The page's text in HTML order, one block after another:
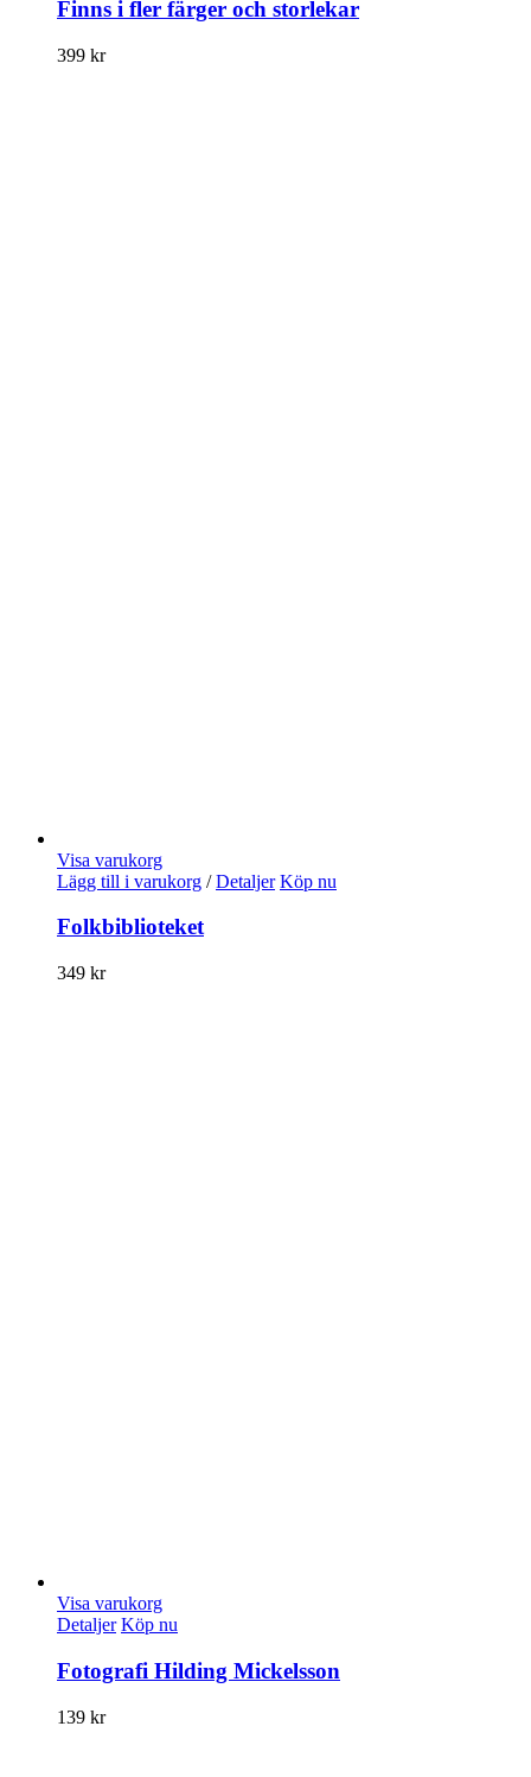
Finns i fler färger och storlekar
399 kr
Visa varukorg
Lägg till i varukorg / Detaljer Köp nu
Folkbiblioteket
349 kr
Visa varukorg
Detaljer Köp nu
Fotografi Hilding Mickelsson
139 kr